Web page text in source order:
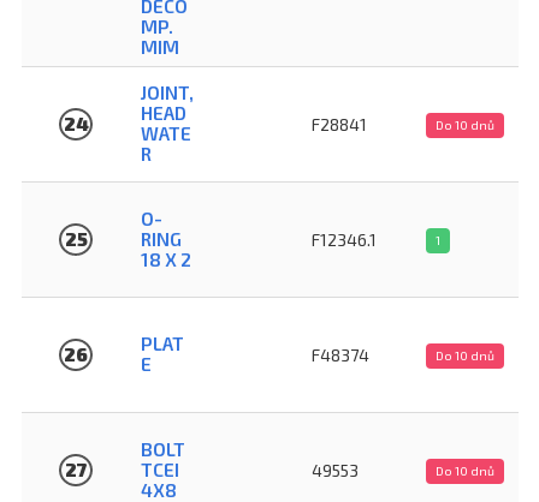
DECO
MP.
MIM
24
JOINT,
HEAD
WATE
R
F28841 Do 10 dnů
25
O-
RING
18 X 2
F12346.1 1
26
PLAT
E
F48374 Do 10 dnů
27
BOLT
TCEI
4X8
49553 Do 10 dnů